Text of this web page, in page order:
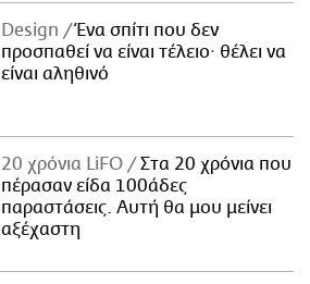
Design
Ένα σπίτι που δεν
προσπαθεί να είναι τέλειο· θέλει να
είναι αληθινό
20 χρόνια LiFO
Στα 20 χρόνια που
πέρασαν είδα 100άδες
παραστάσεις. Αυτή θα μου μείνει
αξέχαστη